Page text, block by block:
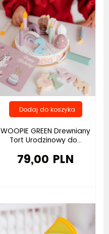
WOOPIE GREEN Drewniany
Tort Urodzinowy do...
79,00 PLN